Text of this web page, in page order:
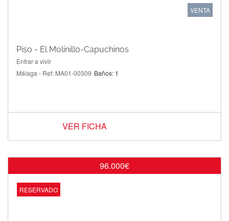
VENTA
Piso - El Molinillo-Capuchinos
Entrar a vivir
Málaga - Ref: MA01-00309 Baños: 1
VER FICHA
96.000€
RESERVADO